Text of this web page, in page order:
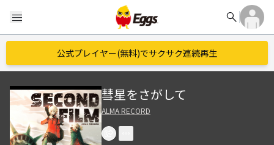
menu search
公式プレイヤー(無料)でサクサク連続再生
彗星をさがして
ALMA RECORD